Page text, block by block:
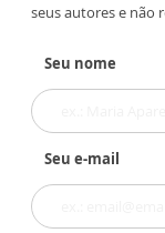
seus autores e não
Seu nome
Seu e-mail